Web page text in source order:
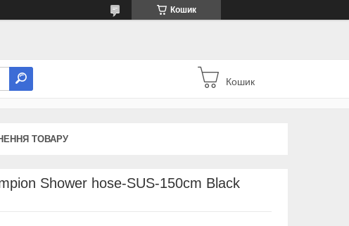
Кошик
Кошик
ТОВАРУ
Shower hose-SUS-150cm Black